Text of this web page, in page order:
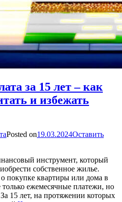
за 15 лет – как
и избежать
Posted on19.03.2024Оставить
инструмент, который
собственное жилье.
покупке квартиры или дома в
ежемесячные платежи, но
15 лет, на протяжении которых